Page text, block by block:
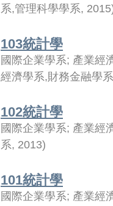
系,管理科學學系, 2015
103統計學
國際企業學系; 產業經
經濟學系,財務金融學系
102統計學
國際企業學系; 產業經
系, 2013)
101統計學
國際企業學系; 產業經